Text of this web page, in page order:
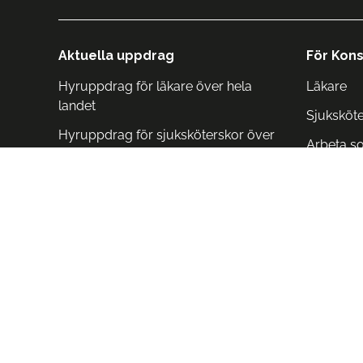
Aktuella uppdrag
Hyruppdrag för läkare över hela
landet
Hyruppdrag för sjuksköterskor över
För
Läkare
Arbeta